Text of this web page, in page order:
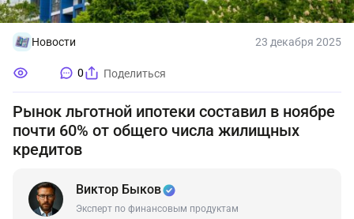
Новости 23 декабря 2025
0 Поделиться
Рынок льготной ипотеки составил в ноябре
почти 60% от общего числа жилищных
кредитов
Виктор Быков
Эксперт по финансовым продуктам